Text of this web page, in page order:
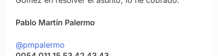
Pablo Martín Palermo
@pmpalermo